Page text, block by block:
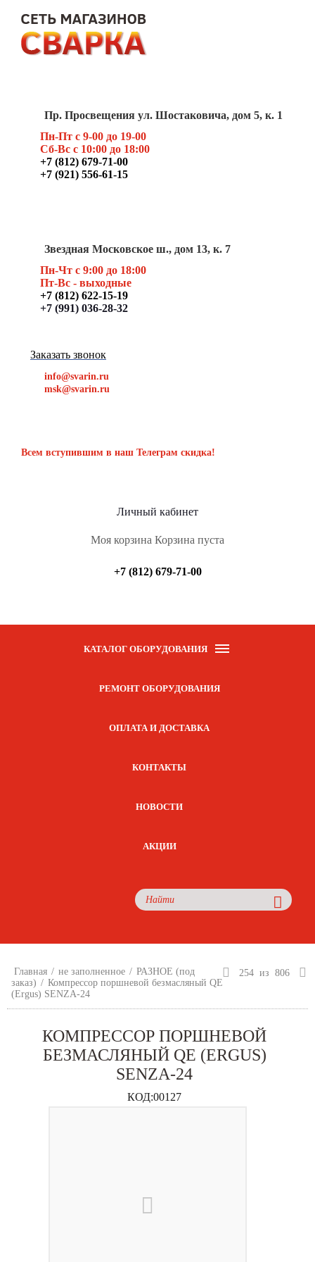
Пр. Просвещения ул. Шостаковича, дом 5, к. 1
Пн-Пт с 9-00 до 19-00
Сб-Вс с 10:00 до 18:00
+7 (812) 679-71-00
+7 (921) 556-61-15
Звездная Московское ш., дом 13, к. 7
Пн-Чт с 9:00 до 18:00
Пт-Вс - выходные
+7 (812) 622-15-19
+7 (991) 036-28-32
Заказать звонок
info@svarin.ru
msk@svarin.ru
Всем вступившим в наш Телеграм скидка!
Личный кабинет
Моя корзина Корзина пуста
+7 (812) 679-71-00
КАТАЛОГ ОБОРУДОВАНИЯ
РЕМОНТ ОБОРУДОВАНИЯ
ОПЛАТА И ДОСТАВКА
КОНТАКТЫ
НОВОСТИ
АКЦИИ
Главная / не заполненное / РАЗНОЕ (под
заказ) / Компрессор поршневой безмасляный QE
(Ergus) SENZA-24
254 из 806
КОМПРЕССОР ПОРШНЕВОЙ
БЕЗМАСЛЯНЫЙ QE (ERGUS)
SENZA-24
КОД:00127